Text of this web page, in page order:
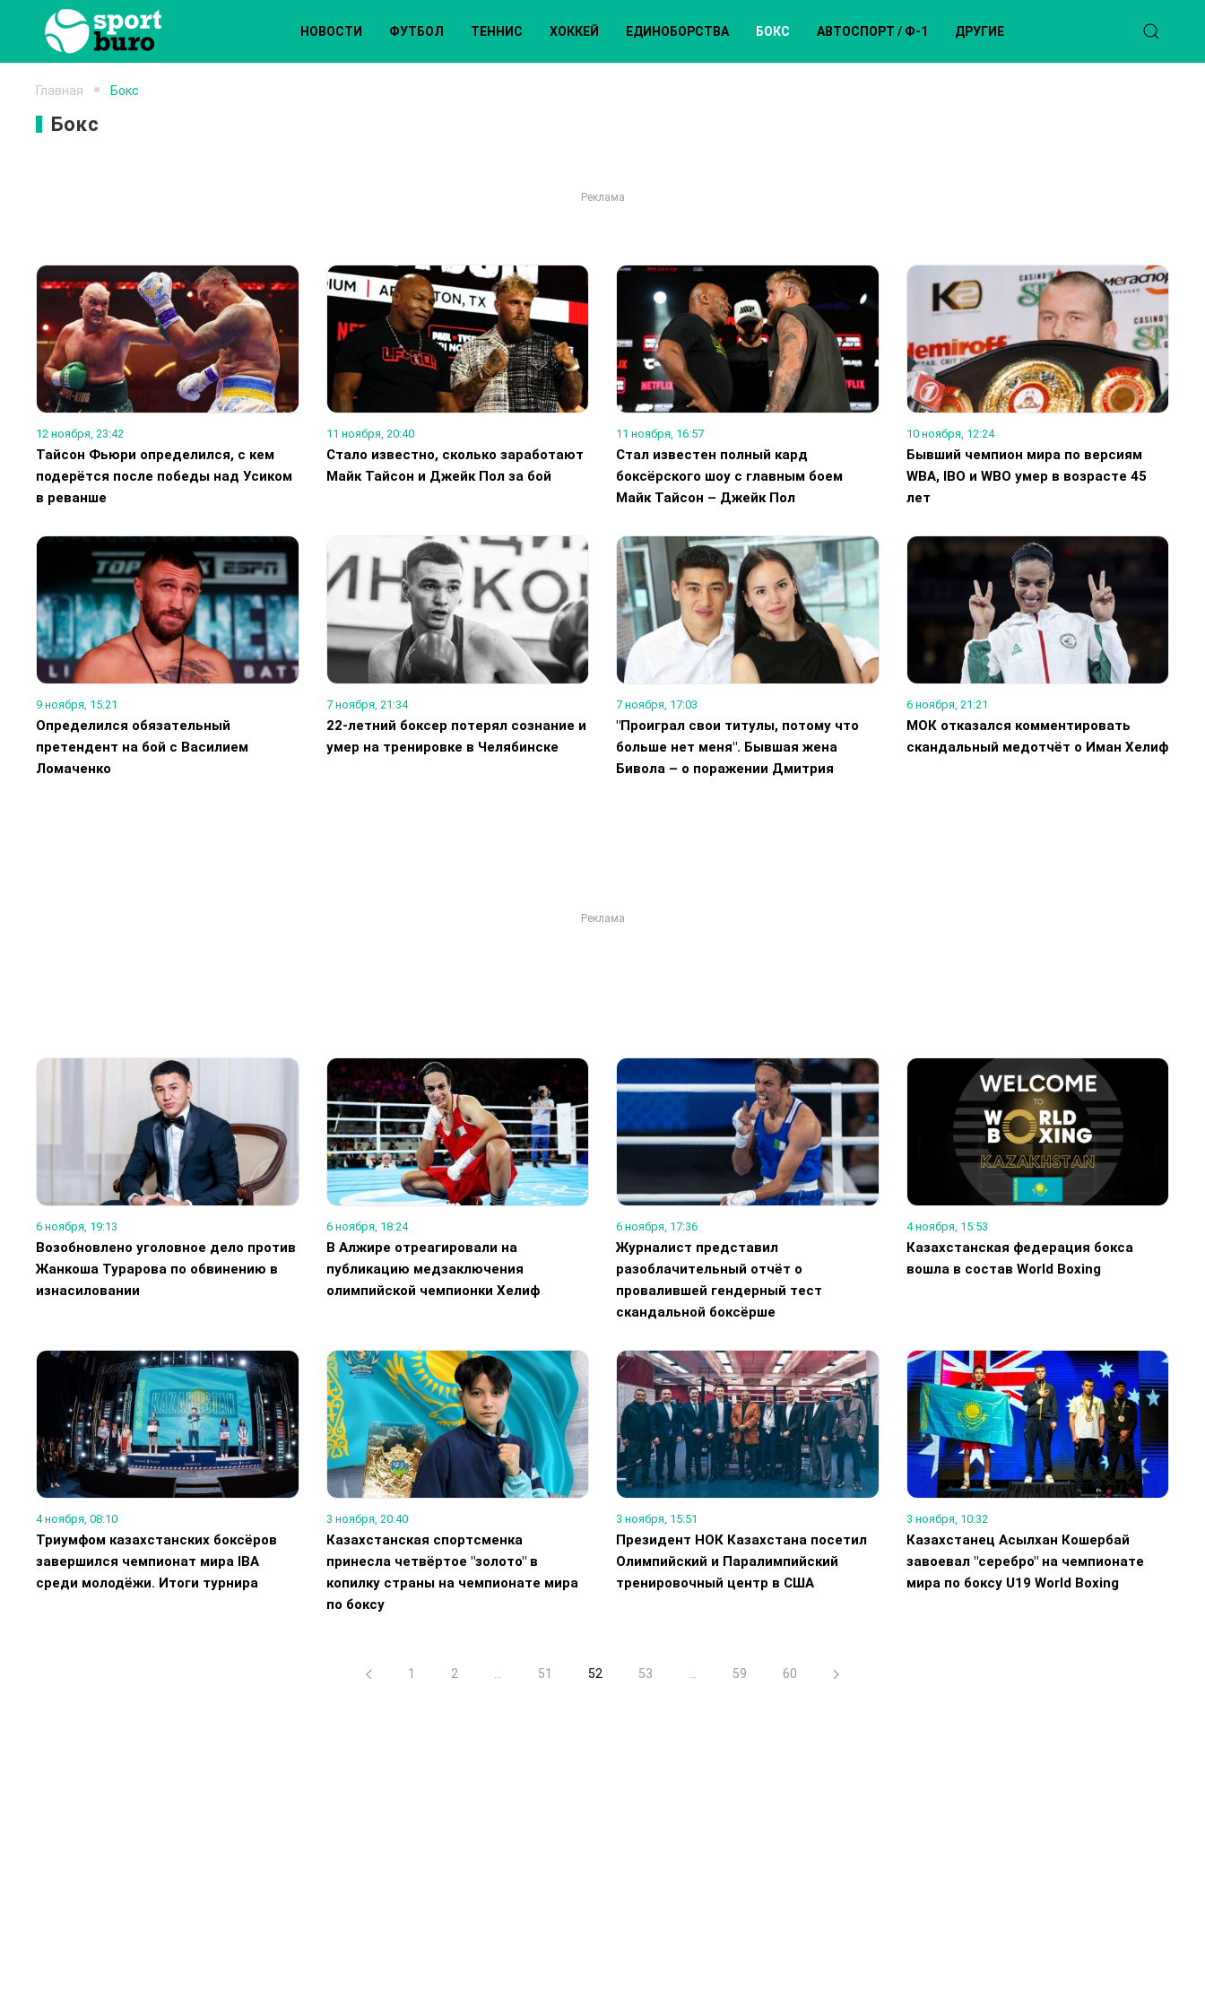
НОВОСТИ ФУТБОЛ ТЕННИС ХОККЕЙ ЕДИНОБОРСТВА БОКС АВТОСПОРТ / Ф-1 ДРУГИЕ
Главная Бокс
Бокс
12 ноября, 23:42
Тайсон Фьюри определился, с кем
подерётся после победы над Усиком
в реванше
11 ноября, 20:40
Стало известно, сколько заработают
Майк Тайсон и Джейк Пол за бой
11 ноября, 16:57
Стал известен полный кард
боксёрского шоу с главным боем
Майк Тайсон – Джейк Пол
10 ноября, 12:24
Бывший чемпион мира по версиям
WBA, IBO и WBO умер в возрасте 45
лет
9 ноября, 15:21
Определился обязательный
претендент на бой с Василием
Ломаченко
7 ноября, 21:34
22-летний боксер потерял сознание и
умер на тренировке в Челябинске
7 ноября, 17:03
"Проиграл свои титулы, потому что
больше нет меня". Бывшая жена
Бивола – о поражении Дмитрия
6 ноября, 21:21
МОК отказался комментировать
скандальный медотчёт о Иман Хелиф
6 ноября, 19:13
Возобновлено уголовное дело против
Жанкоша Турарова по обвинению в
изнасиловании
6 ноября, 18:24
В Алжире отреагировали на
публикацию медзаключения
олимпийской чемпионки Хелиф
6 ноября, 17:36
Журналист представил
разоблачительный отчёт о
провалившей гендерный тест
скандальной боксёрше
4 ноября, 15:53
Казахстанская федерация бокса
вошла в состав World Boxing
4 ноября, 08:10
Триумфом казахстанских боксёров
завершился чемпионат мира IBA
среди молодёжи. Итоги турнира
3 ноября, 20:40
Казахстанская спортсменка
принесла четвёртое "золото" в
копилку страны на чемпионате мира
по боксу
3 ноября, 15:51
Президент НОК Казахстана посетил
Олимпийский и Паралимпийский
тренировочный центр в США
3 ноября, 10:32
Казахстанец Асылхан Кошербай
завоевал "серебро" на чемпионате
мира по боксу U19 World Boxing
1 2 51 52 53 59 60